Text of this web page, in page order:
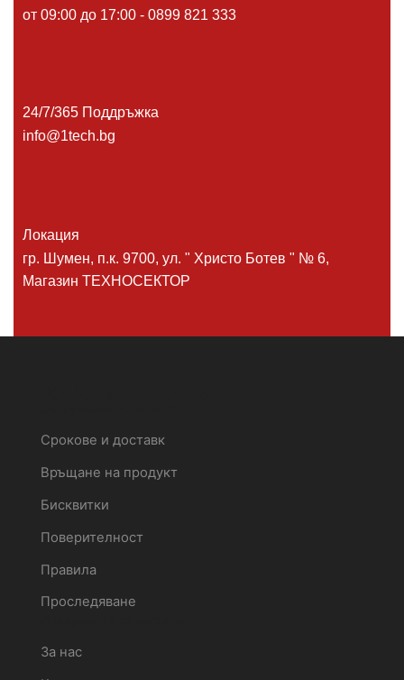
от 09:00 до 17:00 - 0899 821 333
24/7/365 Поддръжка
info@1tech.bg
Локация
гр. Шумен, п.к. 9700, ул. " Христо Ботев " № 6,
Магазин ТЕХНОСЕКТОР
Срокове и доставк
Връщане на продукт
Бисквитки
Поверителност
Правила
Проследяване
За нас